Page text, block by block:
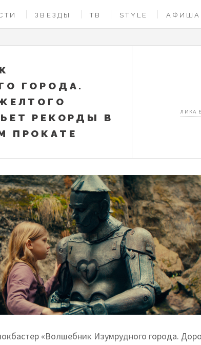
ЗВЕЗДЫ ТВ STYLE АФИША
ГОРОДА.
РЕКОРДЫ В
ПРОКАТЕ
ЛИКА
«Волшебник Изумрудного города.